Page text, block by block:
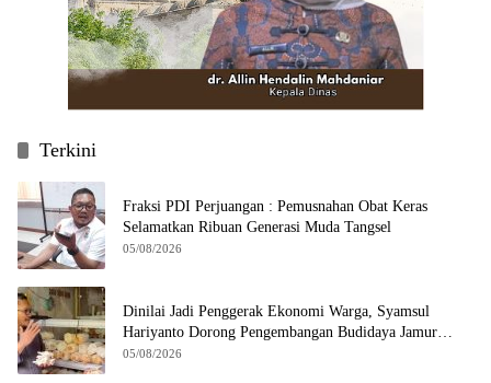
Terkini
Fraksi PDI Perjuangan : Pemusnahan Obat Keras
Selamatkan Ribuan Generasi Muda Tangsel
05/08/2026
Dinilai Jadi Penggerak Ekonomi Warga, Syamsul
Hariyanto Dorong Pengembangan Budidaya Jamur
Crispy di Serpong
05/08/2026